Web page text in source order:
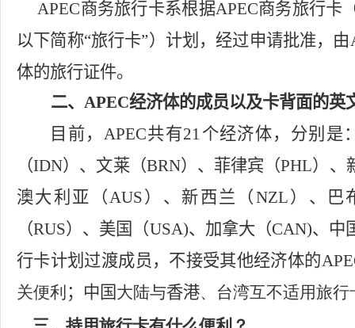
APEC商务旅行卡系根据APEC商务旅行卡
以下简称“旅行卡”）计划，经过申请批准，由
体的旅行证件。
二、 APEC经济体的成员以及卡背面的英
目前， APEC共有21 个经济体，分别是
（IDN） 、文莱（BRN） 、菲律宾（PHL） 、
澳大利亚（ AUS ） 、新西兰（ NZL ） 、巴
（RUS） 、美国（USA)、加拿大（CAN)、中
行卡计划过渡成员，不接受其他经济体的
关便利 ；中国 大陆与香港、台湾互不适用旅